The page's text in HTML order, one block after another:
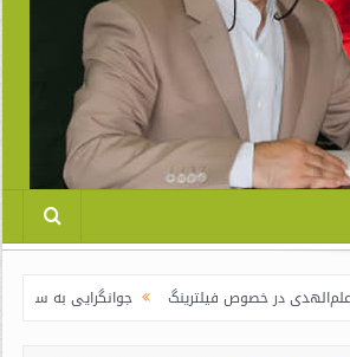
فیلترینگ جوانگرایی به سبک وزرای جدید | رییس